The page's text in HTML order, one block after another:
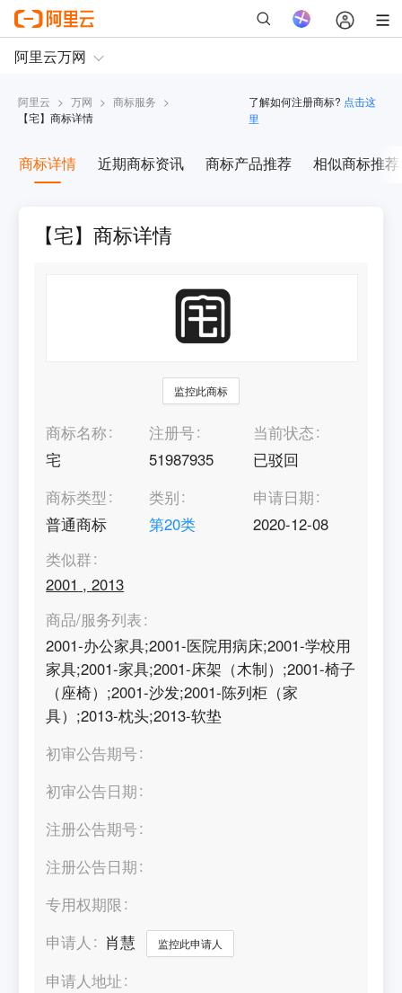
阿里云 > 万网 > 商标服务 >
【宅】商标详情
了解如何注册商标? 点击这
里
商标详情 近期商标资讯 商标产品推荐 相似商标推荐
【宅】商标详情
监控此商标
商标名称
宅
注册号
51987935
当前状态
已驳回
商标类型
普通商标
类别
第20类
申请日期
2020-12-08
类似群
2001 ,2013
商品/服务列表
2001-办公家具;2001-医院用病床;2001-学校用
家具;2001-家具;2001-床架（木制）;2001-椅子
（座椅）;2001-沙发;2001-陈列柜（家
具）;2013-枕头;2013-软垫
初审公告期号
初审公告日期
注册公告期号
注册公告日期
专用权期限
申请人
肖慧 监控此申请人
申请人地址